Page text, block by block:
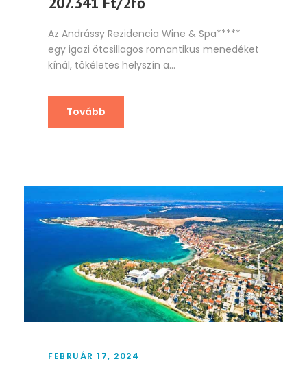
Az Andrássy Rezidencia Wine & Spa*****
egy igazi ötcsillagos romantikus menedéket
kínál, tökéletes helyszín a...
Tovább
FEBRUÁR 17, 2024